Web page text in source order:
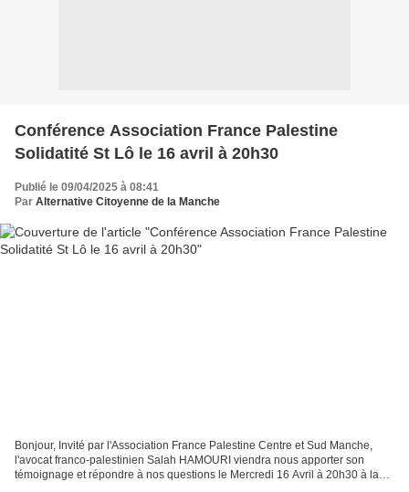
Conférence Association France Palestine
Solidatité St Lô le 16 avril à 20h30
Publié le 09/04/2025 à 08:41
Par Alternative Citoyenne de la Manche
Bonjour, Invité par l'Association France Palestine Centre et Sud Manche,
l'avocat franco-palestinien Salah HAMOURI viendra nous apporter son
témoignage et répondre à nos questions le Mercredi 16 Avril à 20h30 à la